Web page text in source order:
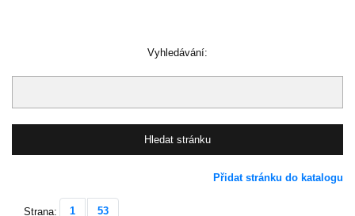
Vyhledávání:
Přidat stránku do katalogu
Strana: 1 53